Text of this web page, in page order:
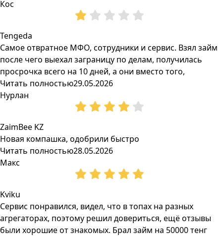
Кос
Tengeda
Самое отвратное МФО, сотрудники и сервис. Взял займ
после чего выехал заграницу по делам, получилась
просрочка всего на 10 дней, а они вместо того,
Читать полностью29.05.2026
Нурлан
ZaimBee KZ
Новая компашка, одобрили быстро
Читать полностью28.05.2026
Макс
Kviku
Сервис понравился, видел, что в топах на разных
агрегаторах, поэтому решил довериться, ещё отзывы
были хорошие от знакомых. Брал займ на 50000 тенг